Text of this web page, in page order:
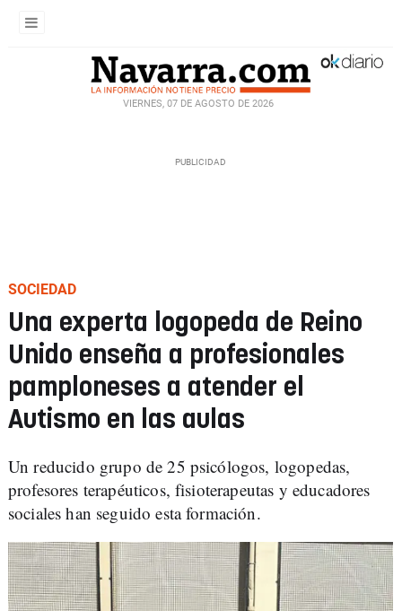
VIERNES, 07 DE AGOSTO DE 2026
SOCIEDAD
Una experta logopeda de Reino
Unido enseña a profesionales
pamploneses a atender el
Autismo en las aulas
Un reducido grupo de 25 psicólogos, logopedas,
profesores terapéuticos, fisioterapeutas y educadores
sociales han seguido esta formación.